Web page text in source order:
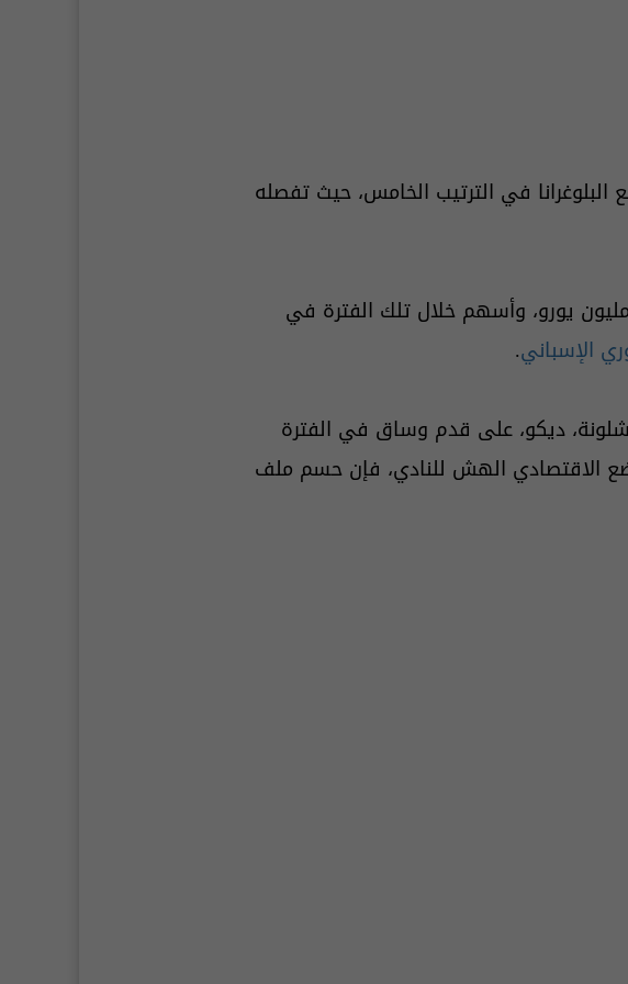
في الترتيب الخامس، حيث تفصله
مقابل 45 مليون يورو، وأسهم خلال تلك الفترة في
الإسباني.
ديكو، على قدم وساق في الفترة
الاقتصادي الهش للنادي، فإن حسم ملف